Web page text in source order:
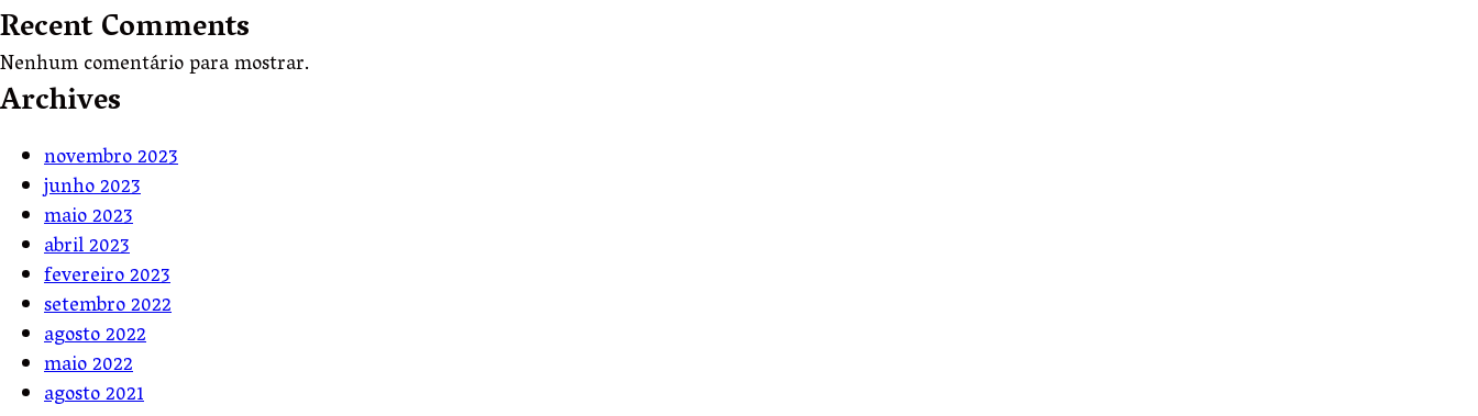
Recent Comments
Nenhum comentário para mostrar.
Archives
novembro 2023
junho 2023
maio 2023
abril 2023
fevereiro 2023
setembro 2022
agosto 2022
maio 2022
agosto 2021